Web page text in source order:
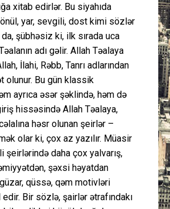
Cəmiyyət
Əlaqə
xitab edirlər. Bu siyahıda
yar, sevgili, dost kimi sözlər
şübhəsiz ki, ilk sırada uca
adı gəlir. Allah Təalaya
İlahi, Rəbb, Tanrı adlarından
olunur. Bu gün klassik
ayrıca əsər şəklində, həm də
hissəsində Allah Təalaya,
həsr olunan şeirlər –
olar ki, çox az yazılır. Müasir
şeirlərində daha çox yalvarış,
şəxsi həyatdan
qüssə, qəm motivləri
Bir sözlə, şairlər ətrafındakı